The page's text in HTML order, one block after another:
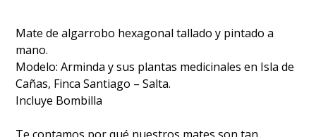
Mate de algarrobo hexagonal tallado y pintado a
mano.
Modelo: Arminda y sus plantas medicinales en Isla de
Cañas, Finca Santiago – Salta.
Incluye Bombilla